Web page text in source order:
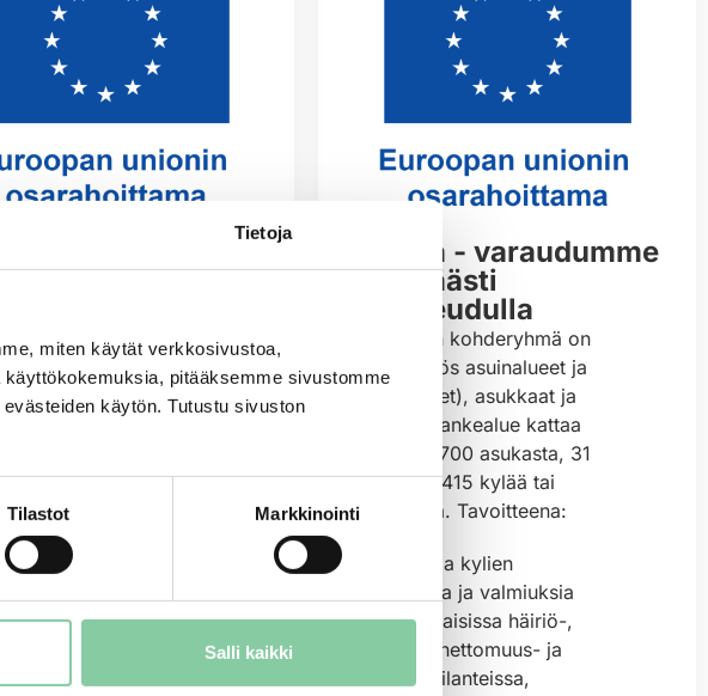
Tietoja
miten käytät verkkosivustoa,
pitääksemme sivustomme
käytön. Tutustu sivuston
Tilastot Markkinointi
Salli kaikki
tavoitteena on
konkreettisia
joilla nuoret voivat
harjoitella ja
maaseutualueilla.
tuetaan yhdistysten
ja
sekä
mahdollisuuksia
motivoituneita
ja
Tavoitteena on
VarMa - varaudumme
älykkäästi
maaseudulla
Hankkeen kohderyhmä on
kylät (myös asuinalueet ja
yhdistykset), asukkaat ja
kunnat. Hankealue kattaa
noin 307 700 asukasta, 31
kuntaa ja 415 kylää tai
yhdistystä. Tavoitteena:
1) Parantaa kylien
tietoisuutta ja valmiuksia
toimia erilaisissa häiriö-,
kriisi-, onnettomuus- ja
poikkeustilanteissa,